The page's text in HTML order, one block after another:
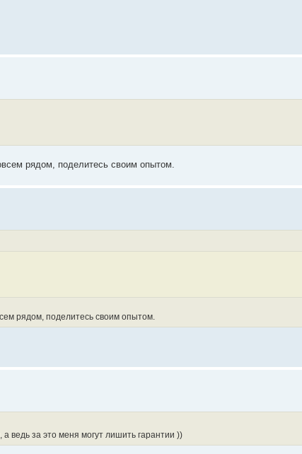
рядом, поделитесь своим опытом.
рядом, поделитесь своим опытом.
ведь за это меня могут лишить гарантии ))